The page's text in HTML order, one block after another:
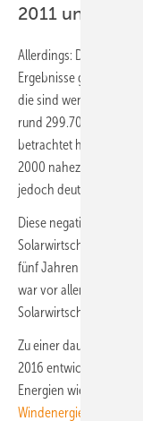
2011 und 2019
Allerdings: Diese
Ergebnisse gibt es aus
die sind weniger
rund 299.700
betrachtet hat sich
2000 nahezu
jedoch deutlich zurück.
Diese negative
Solarwirtschaft
fünf Jahren um mehr
war vor allem der
Solarwirtschaft, der
Zu einer dauerhaften
2016 entwickelte sich
Energien wieder
Windenergiebranche